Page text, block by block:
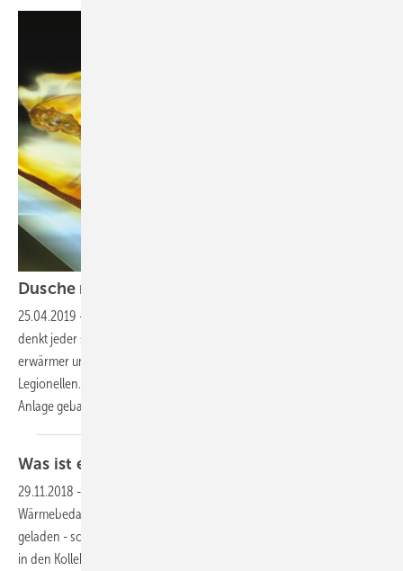
Dusche mit mir lieber
25.04.2019 -
denkt jeder sofort an die kleinen „Freunde“, die in Trinkwasser­
erwärmer und Rohrleitungen gar nicht gerne gesehen sind: die
Legionellen. Ob sie hier heimisch werden, hängt davon ab, wie die
Anlage gebaut ist. Aus den „Sünden“ der Vergangenheit
Was ist eine
29.11.2018 -
Wärmebedarf - z.B. alle Speicher sind auf Speichermaximaltemperatur
geladen - schalten die Solarkreispumpe dauerhaft ab. Die Temperatur
in den Kollektoren steigt rasch an und es kommt zu einer